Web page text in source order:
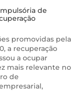
de
promovidas pela
a recuperação
a ocupar
mais relevante no
de